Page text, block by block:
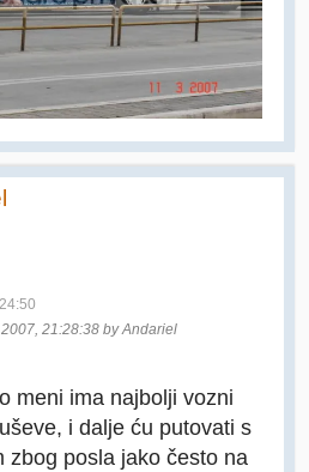
21:28:38 by Andariel
meni ima najbolji vozni
i dalje ću putovati s
zbog posla jako često na